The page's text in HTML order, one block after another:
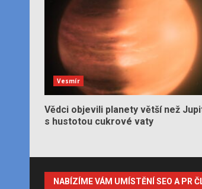
Vesmír
Vědci objevili planety větší než
s hustotou cukrové vaty
NABÍZÍME VÁM UMÍSTĚNÍ SEO A PR